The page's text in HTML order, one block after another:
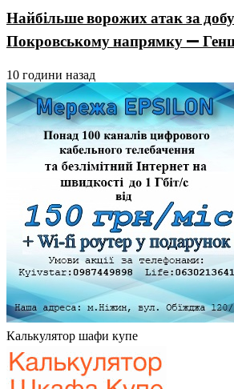
Найбільше ворожих атак за
Покровському напрямку —
10 години назад
Калькулятор шафи купе